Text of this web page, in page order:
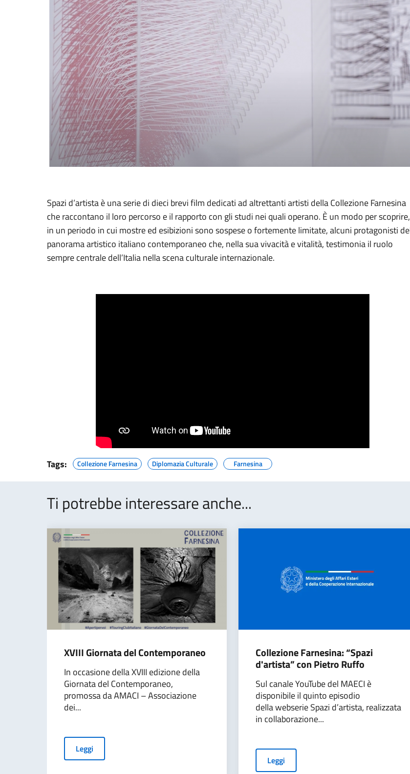
Spazi d’artista è una serie di dieci brevi film dedicati ad altrettanti artisti della Collezione Farnesina
che raccontano il loro percorso e il rapporto con gli studi nei quali operano. È un modo per scoprire,
in un periodo in cui mostre ed esibizioni sono sospese o fortemente limitate, alcuni protagonisti
panorama artistico italiano contemporaneo che, nella sua vivacità e vitalità, testimonia il ruolo
sempre centrale dell’Italia nella scena culturale internazionale.
Tags: Collezione Farnesina Diplomazia Culturale Farnesina
Ti potrebbe interessare anche...
XVIII Giornata del Contemporaneo
In occasione della XVIII edizione della
Giornata del Contemporaneo,
promossa da AMACI – Associazione
dei...
Leggi
Collezione Farnesina: “Spazi
d'artista” con Pietro Ruffo
Sul canale YouTube del MAECI è
disponibile il quinto episodio
della webserie Spazi d’artista, realizzata
in collaborazione...
Leggi